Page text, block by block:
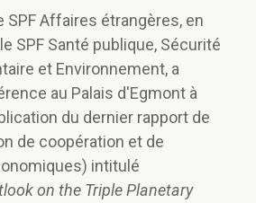
SPF Affaires étrangères, en
SPF Santé publique, Sécurité
et Environnement, a
au Palais d'Egmont à
du dernier rapport de
de coopération et de
intitulé
on the Triple Planetary